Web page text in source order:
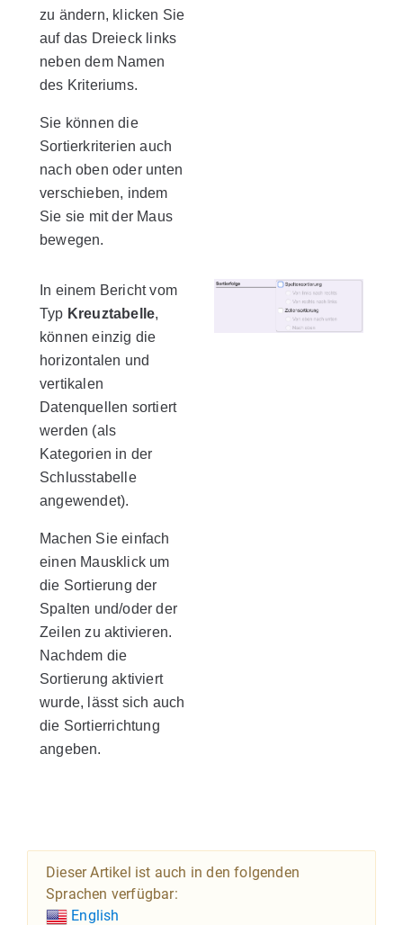
zu ändern, klicken Sie
auf das Dreieck links
neben dem Namen
des Kriteriums.
Sie können die
Sortierkriterien auch
nach oben oder unten
verschieben, indem
Sie sie mit der Maus
bewegen.
In einem Bericht vom
Typ Kreuztabelle,
können einzig die
horizontalen und
vertikalen
Datenquellen sortiert
werden (als
Kategorien in der
Schlusstabelle
angewendet).
Machen Sie einfach
einen Mausklick um
die Sortierung der
Spalten und/oder der
Zeilen zu aktivieren.
Nachdem die
Sortierung aktiviert
wurde, lässt sich auch
die Sortierrichtung
angeben.
Dieser Artikel ist auch in den folgenden
Sprachen verfügbar:
English